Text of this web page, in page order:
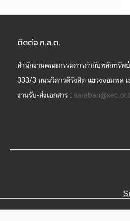
ติดต่อ ก.ล.ต.
สำนักงานคณะกรรมการกำกับหลักทรัพ
333/3 ถนนวิภาวดีรังสิต แขวงจอมพล
งานรับ-ส่งเอกสาร :